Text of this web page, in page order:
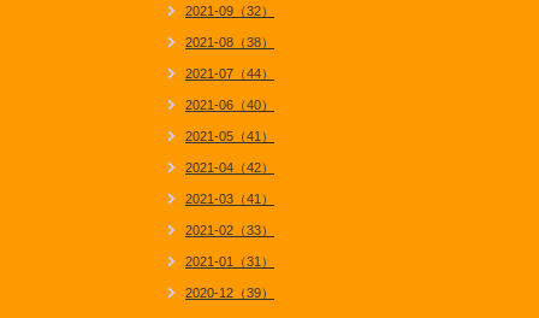
2021-09（32）
2021-08（38）
2021-07（44）
2021-06（40）
2021-05（41）
2021-04（42）
2021-03（41）
2021-02（33）
2021-01（31）
2020-12（39）